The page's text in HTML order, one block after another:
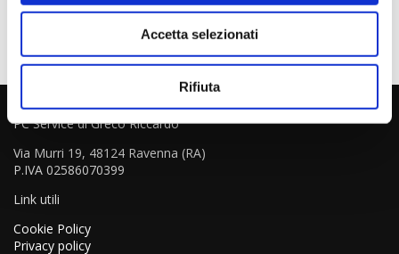
Accetta selezionati
Rifiuta
PC Service di Greco Riccardo
Via Murri 19, 48124 Ravenna (RA)
P.IVA 02586070399
Link utili
Cookie Policy
Privacy policy